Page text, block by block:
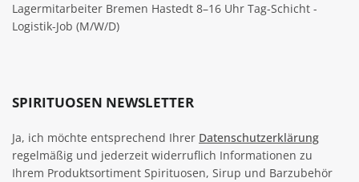
Lagermitarbeiter Bremen Hastedt 8–16 Uhr Tag-Schicht -
Logistik-Job (M/W/D)
SPIRITUOSEN NEWSLETTER
Ja, ich möchte entsprechend Ihrer Datenschutzerklärung
regelmäßig und jederzeit widerruflich Informationen zu
Ihrem Produktsortiment Spirituosen, Sirup und Barzubehör